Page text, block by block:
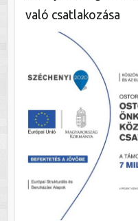
való csatlakozása